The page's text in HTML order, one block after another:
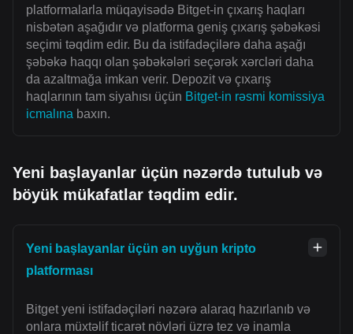
platformalarla müqayisədə Bitget-in çıxarış haqları
nisbətən aşağıdır və platforma geniş çıxarış şəbəkəsi
seçimi təqdim edir. Bu da istifadəçilərə daha aşağı
şəbəkə haqqı olan şəbəkələri seçərək xərcləri daha
da azaltmağa imkan verir. Depozit və çıxarış
haqlarının tam siyahısı üçün Bitget-in rəsmi komissiya
icmalına baxın.
Yeni başlayanlar üçün nəzərdə tutulub və
böyük mükafatlar təqdim edir.
Yeni başlayanlar üçün ən uyğun kripto
platforması
Bitget yeni istifadəçiləri nəzərə alaraq hazırlanıb və
onlara müxtəlif ticarət növləri üzrə tez və inamla